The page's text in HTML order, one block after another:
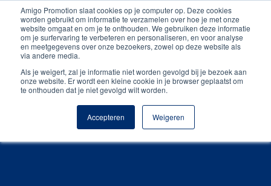
Amigo Promotion slaat cookies op je computer op. Deze cookies
worden gebruikt om informatie te verzamelen over hoe je met onze
website omgaat en om je te onthouden. We gebruiken deze informatie
om je surfervaring te verbeteren en personaliseren, en voor analyse
en meetgegevens over onze bezoekers, zowel op deze website als
via andere media.
Als je weigert, zal je informatie niet worden gevolgd bij je bezoek aan
onze website. Er wordt een kleine cookie in je browser geplaatst om
te onthouden dat je niet gevolgd wilt worden.
Accepteren Weigeren
Persoonlijk contact
Unieke producten